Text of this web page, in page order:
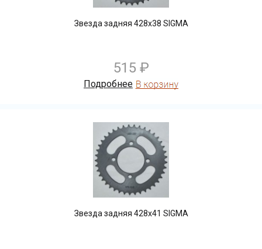
Звезда задняя 428х38 SIGMA
515 ₽
Подробнее
Звезда задняя 428х41 SIGMA